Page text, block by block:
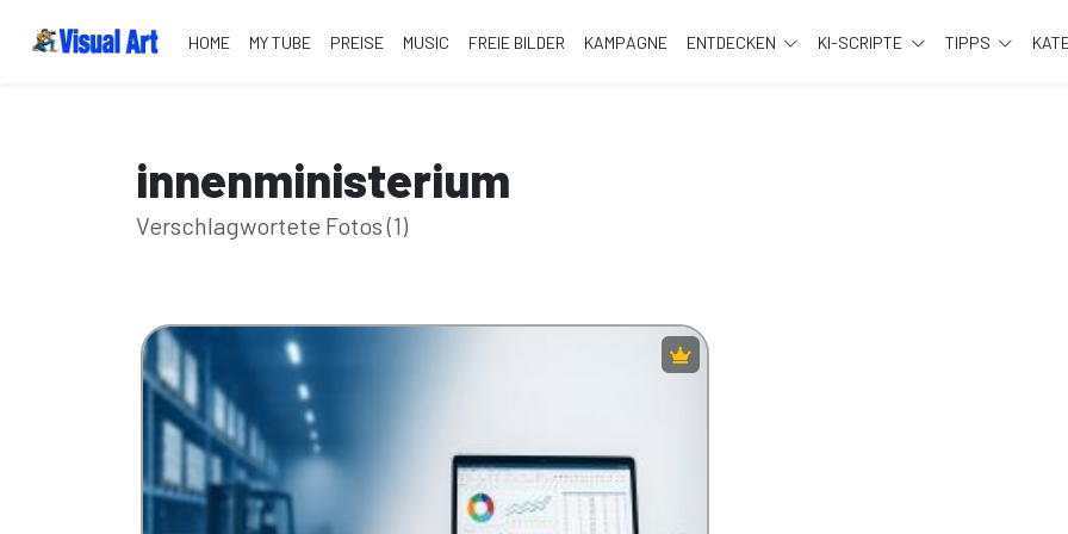
HOME MY TUBE PREISE MUSIC FREIE BILDER KAMPAGNE ENTDECKEN KI-SCRIPTE TIPPS
innenministerium
Verschlagwortete Fotos (1)